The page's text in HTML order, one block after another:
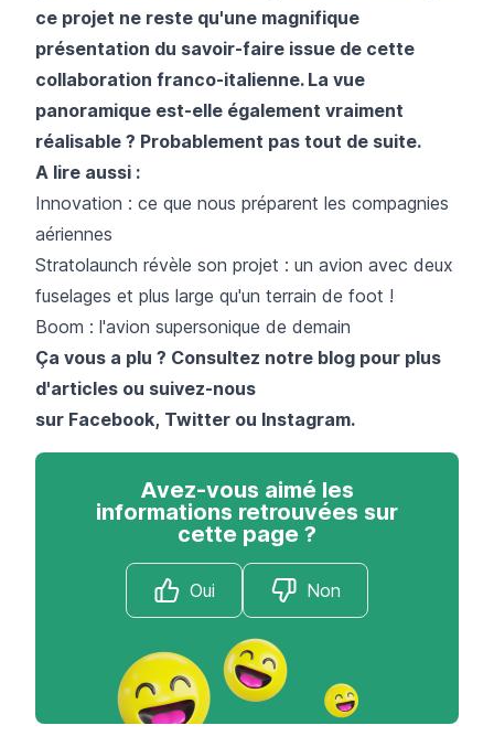
ce projet ne reste qu'une magnifique
présentation du savoir-faire issue de cette
collaboration franco-italienne. La vue
panoramique est-elle également vraiment
réalisable ? Probablement pas tout de suite.
A lire aussi :
Innovation : ce que nous préparent les compagnies
aériennes
Stratolaunch révèle son projet : un avion avec deux
fuselages et plus large qu'un terrain de foot !
Boom : l'avion supersonique de demain
Ça vous a plu ? Consultez notre blog pour plus
d'articles ou suivez-nous
sur Facebook, Twitter ou Instagram.
Avez-vous aimé les
informations retrouvées sur
cette page ?
Oui Non